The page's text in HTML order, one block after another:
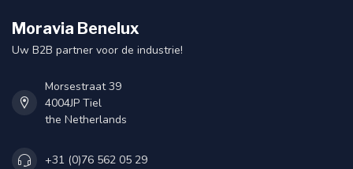
Moravia Benelux
Uw B2B partner voor de industrie!
Morsestraat 39
4004JP Tiel
the Netherlands
+31 (0)76 562 05 29